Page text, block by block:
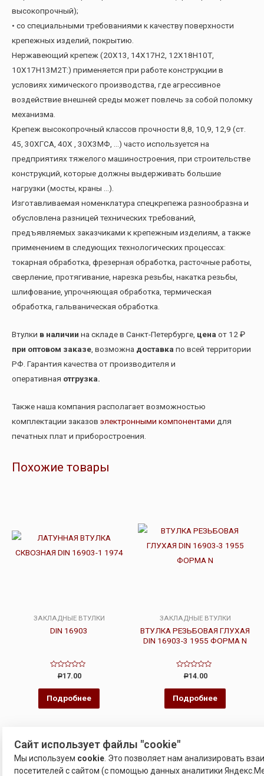
высокопрочный);
• со специальными требованиями к качеству поверхности
крепежных изделий, покрытию.
Нержавеющий крепеж (20Х13, 14Х17Н2, 12Х18Н10Т,
10Х17Н13М2Т:) применяется при работе конструкции в
условиях химического производства, где агрессивное
воздействие внешней среды может повлечь за собой поломку
механизма.
Крепеж высокопрочный классов прочности 8,8, 10,9, 12,9 (ст.
45, 30ХГСА, 40Х , 30Х3МФ, …) часто используется на
предприятиях тяжелого машиностроения, при строительстве
конструкций, которые должны выдерживать большие
нагрузки (мосты, краны …).
Изготавливаемая номенклатура спецкрепежа разнообразна и
обусловлена разницей технических требований,
предъявляемых заказчиками к крепежным изделиям, а также
применением в следующих технологических процессах:
токарная обработка, фрезерная обработка, расточные работы,
сверление, протягивание, нарезка резьбы, накатка резьбы,
шлифование, упрочняющая обработка, термическая
обработка, гальваническая обработка.
Втулки в наличии на складе в Санкт-Петербурге, цена от 12 ₽
при оптовом заказе , возможна доставка по всей территории
РФ. Гарантия качества от производителя и
оперативная отгрузка.
Также наша компания располагает возможностью
комплектации заказов электронными компонентами для
печатных плат и приборостроения.
Похожие товары
ЗАКЛАДНЫЕ ВТУЛКИ
DIN 16903
Оценка
из
Р17.00
Подробнее
ЗАКЛАДНЫЕ ВТУЛКИ
ВТУЛКА РЕЗЬБОВАЯ ГЛУХАЯ
DIN 16903-3 1955 ФОРМА N
Оценка
из
Р14.00
Подробнее
Сайт использует файлы "cookie"
Мы используем cookie . Это позволяет нам анализировать
посетителей с сайтом (с помощью данных аналитики